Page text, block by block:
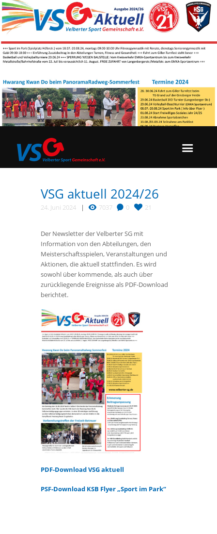
VSG aktuell 2024/26
24. Juni 2024 7037 0 21
Der Newsletter der Velberter SG mit
Information von den Abteilungen, den
Meisterschaftsspielen, Veranstaltungen und
Aktionen, die aktuell stattfinden. Es wird
sowohl über kommende, als auch über
zurückliegende Ereignisse als PDF-Download
berichtet.
PDF-Download VSG aktuell
PSF-Download KSB Flyer „Sport im Park“